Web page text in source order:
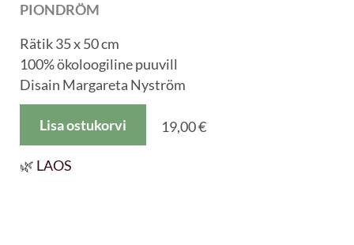
PIONDRÖM
Rätik 35 x 50 cm
100% ökoloogiline puuvill
Disain Margareta Nyström
Lisa ostukorvi 19,00 €
🌿 LAOS